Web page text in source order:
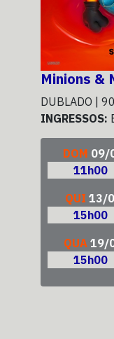
Minions &
DUBLADO |
INGRESSOS:
DOM 09/
11h00
QUI 13/
15h00
QUA 19/
15h00